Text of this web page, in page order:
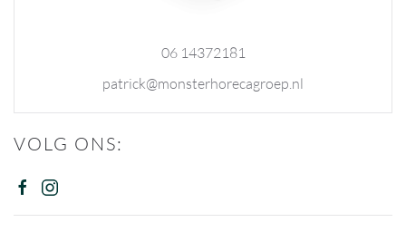
06 14372181
patrick@monsterhorecagroep.nl
VOLG ONS: